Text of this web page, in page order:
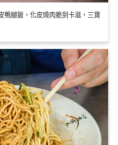
鴨腿飯，化皮燒肉脆到卡滋，三寶